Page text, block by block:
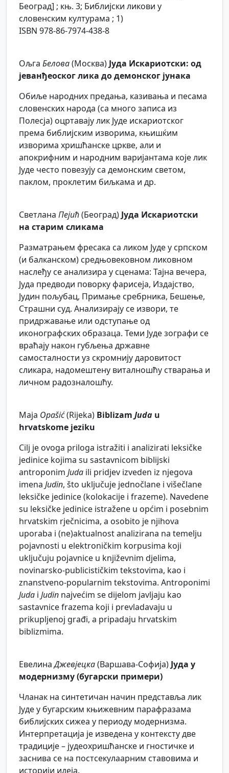
Београд] ; књ. 3; Библијски ликови у
словенским културама ; 1)
ISBN 978-86-7974-438-8
Ољга Белова(Москва) Јуда Искариотски: од
јеванђеоског лика до демонског јунака
Обиље народних предања, казивања и песама
словенских народа (са много записа из
Полесја) оцртавају лик Јуде искариотског
према библијским изворима, књишќим
изворима хришћанске цркве, али и
апокрифним и народним варијантама које лик
Јуде често повезују са демонским светом,
паклом, проклетим биљкама и др.
Светлана Пејић(Београд) Јуда Искариотски
на старим сликама
Разматрањем фресака са ликом Јуде у српском
(и балканском) средњовековном ликовном
наслеђу се анализира у сценама: Тајна вечера,
Јуда предводи поворку фарисеја, Издајство,
Јудин пољубац, Примање сребрника, Бешење,
Страшни суд. Анализирају се извори, те
придржавање или одступање од
иконографских образаца. Теми Јуде зографи се
враћају након губљења државне
самосталности уз скромнију даровитост
сликара, надомештену виталношћу стварања и
личном радозналошћу.
Maja Opašić(Rijeka) Biblizam Juda u
hrvatskome jeziku
Cilj je ovoga priloga istražiti i analizirati leksičke
jedinice kojima su sastavnicom biblijski
antroponim Juda ili pridjev izveden iz njegova
imena Judin, što uključuje jednočlane i višečlane
leksičke jedinice (kolokacije i frazeme). Navedene
su leksičke jedinice istražene u općim i posebnim
hrvatskim rječnicima, a osobito je njihova
uporaba i (ne)aktualnost analizirana na temelju
pojavnosti u elektroničkim korpusima koji
uključuju pojavnice u književnim djelima,
novinarsko-publicističkim tekstovima, kao i
znanstveno-popularnim tekstovima. Antroponimi
Juda i Judin najvećim se dijelom javljaju kao
sastavnice frazema koji i prevladavaju u
prikupljenoj građi, a pripadaju hrvatskim
biblizmima.
ЕвелинаДжевјецка(Варшава-Софија) Јуда у
модернизму (бугарски примери)
Чланак на синтетичан начин представља лик
Јуде у бугарским књижевним парафразама
библијских сижеа у периоду модернизма.
Интерпретација је изведена у контексту две
традиције – јудеохришћанске и гностичке и
заснива се на постсекулаарним ставовима и
историји идеја.